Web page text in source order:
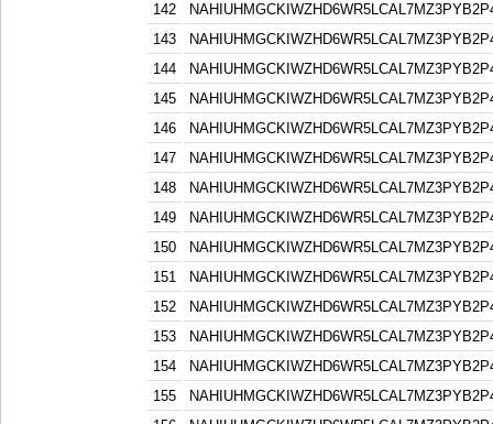
142
143
144
145
146
147
148
149
150
151
152
153
154
155